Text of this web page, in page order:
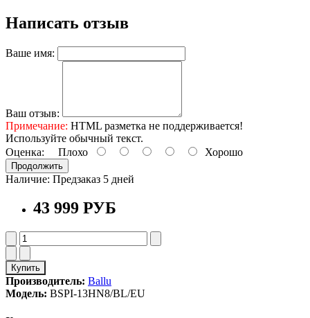
Написать отзыв
Ваше имя:
Ваш отзыв:
Примечание: HTML разметка не поддерживается!
Используйте обычный текст.
Оценка: Плохо Хорошо
Продолжить
Наличие: Предзаказ 5 дней
43 999 РУБ
Купить
Производитель: Ballu
Модель: BSPI-13HN8/BL/EU